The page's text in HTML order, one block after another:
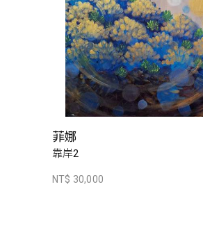
菲娜
靠岸2
NT$ 30,000